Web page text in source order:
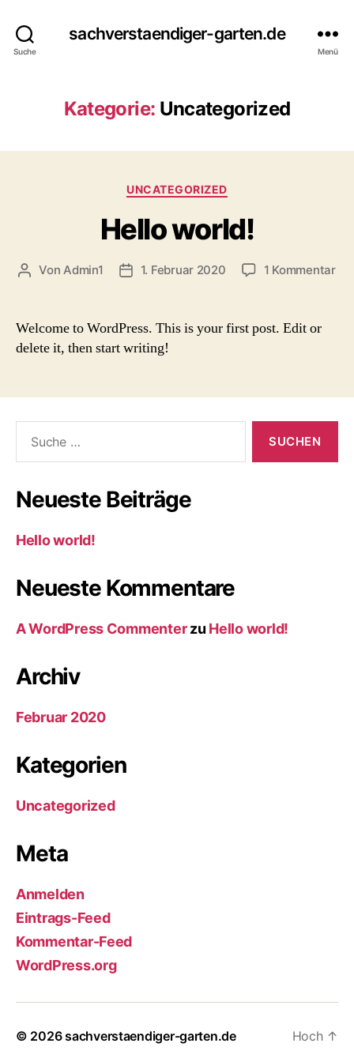
Suche
sachverstaendiger-garten.de
Menü
Kategorie: Uncategorized
Kategorien
UNCATEGORIZED
Hello world!
Beitragsautor
Von Admin1 Beitragsdatum
1. Februar 2020 1 Kommentarzu
Welcome to WordPress. This is your first post. Edit or
delete it, then start writing!
nach:
Neueste Beiträge
Hello world!
Neueste Kommentare
A WordPress Commenterzu Hello world!
Archiv
Februar 2020
Kategorien
Uncategorized
Meta
Anmelden
Eintrags-Feed
Kommentar-Feed
WordPress.org
© 2026sachverstaendiger-garten.de Hoch ↑